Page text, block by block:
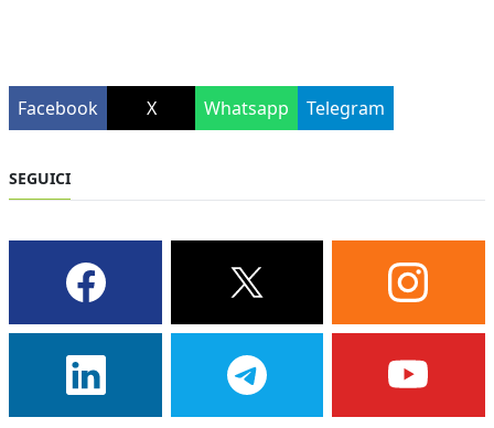
Facebook X Whatsapp Telegram
SEGUICI